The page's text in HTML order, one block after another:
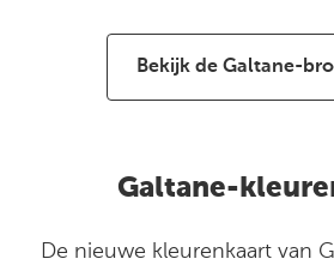
Bekijk de Galtane-
Galtane-
De nieuwe kleurenkaart van